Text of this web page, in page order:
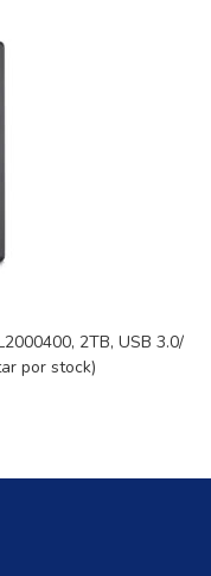
2TB, USB 3.0/
por stock)